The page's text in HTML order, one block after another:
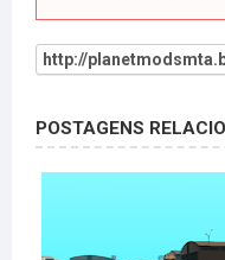
http://
POSTAGENS